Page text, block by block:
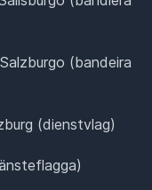
(bandeira
(dienstvlag)